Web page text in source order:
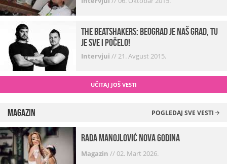
The Beatshakers: Beograd je naš grad, tu
je sve i počelo!
Intervjui //21. Avgust 2015.
UČITAJ JOŠ VESTI
Magazin POGLEDAJ SVE VESTI
Rada Manojlović Nova godina
Magazin //02. Mart 2026.